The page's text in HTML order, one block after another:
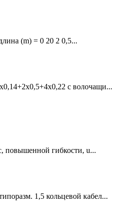
(m) = 0 20 2 0,5...
c волочащи...
повышенной гибкости, u...
1,5 кольцевой кабел...